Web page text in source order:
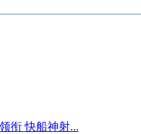
衔 快船神射...